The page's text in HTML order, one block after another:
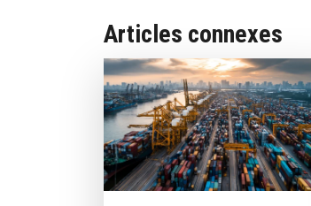
Articles connexes